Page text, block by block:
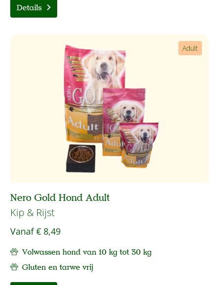
Details
Adult
Nero Gold Hond Adult
Kip & Rijst
Vanaf€ 8,49
Volwassen hond van 10 kg tot 30 kg
Gluten en tarwe vrij